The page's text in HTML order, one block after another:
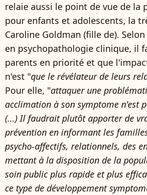
relaie aussi le point de vue de la
pour enfants et adolescents, la
Caroline Goldman (fille de).
en psychopathologie clinique, il
parents en priorité et que
n'est "que le révélateur de leurs
Pour elle, "attaquer une
acclimation à son symptome n'est
(...) Il faudrait plutôt apporter de
prévention en informant les
psycho-affectifs, relationnels, des
mettant à la disposition de la
soin public plus rapide et plus
ce type de développement